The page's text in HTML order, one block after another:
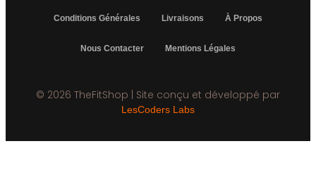
Conditions Générales Livraisons À Propos
Nous Contacter Mentions Légales
© 2026 TheFitShop | Site conçu et développé par
LesCoders Labs